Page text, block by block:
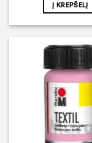
Į KREPŠELĮ